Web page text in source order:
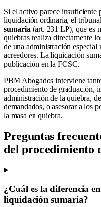
Si el activo parece insuficiente
liquidación ordinaria, el
sumaria (art. 231 LP), que es
quiebras realiza directamente
de una administración
acreedores. La liquidación
publicación en la FOSC.
PBM Abogados interviene
procedimiento de graduación,
administración de la quiebra,
demandados, o asesorar a los
la masa en quiebra.
Preguntas
del procedimiento
¿Cuál es la diferencia
liquidación sumaria?